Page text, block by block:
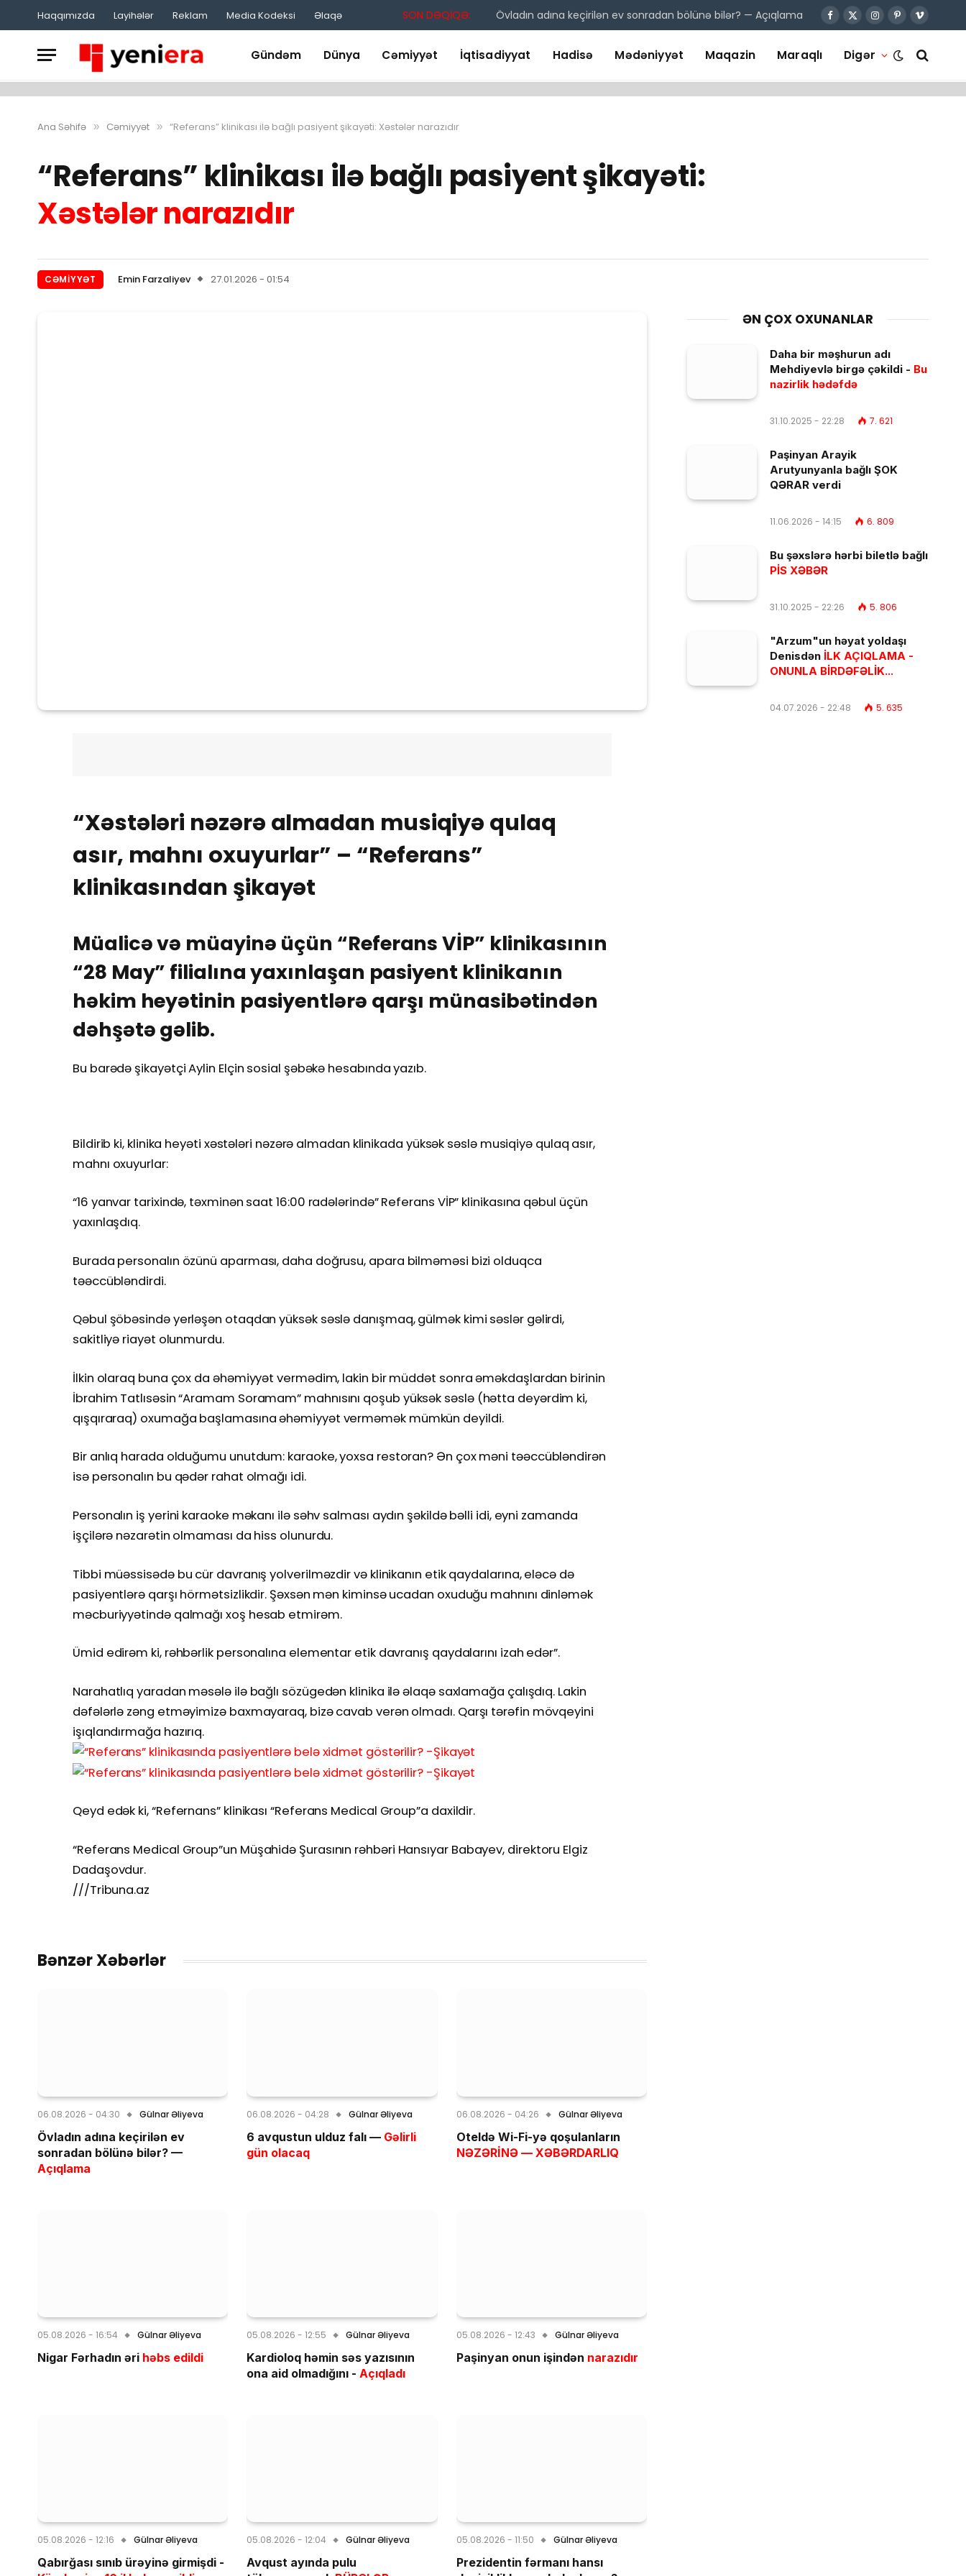
Haqqımızda Layihələr Reklam Media Kodeksi Əlaqə SON DƏQİQƏ: Övladın adına keçirilən ev sonradan bölünə bilər? — Açıqlama Facebook
X
Instagram
Pinterest
Vimeo
Gündəm Dünya Cəmiyyət İqtisadiyyat Hadisə Mədəniyyət Maqazin Maraqlı Digər
Ana Səhifə » Cəmiyyət » “Referans” klinikası ilə bağlı pasiyent şikayəti: Xəstələr narazıdır
“Referans” klinikası ilə bağlı pasiyent şikayəti:
Xəstələr narazıdır
CƏMIYYƏT Emin Farzaliyev 27.01.2026 - 01:54
“Xəstələri nəzərə almadan musiqiyə qulaq
asır, mahnı oxuyurlar” – “Referans”
klinikasından şikayət
Müalicə və müayinə üçün “Referans VİP” klinikasının
“28 May” filialına yaxınlaşan pasiyent klinikanın
həkim heyətinin pasiyentlərə qarşı münasibətindən
dəhşətə gəlib.
Bu barədə şikayətçi Aylin Elçin sosial şəbəkə hesabında yazıb.
Bildirib ki, klinika heyəti xəstələri nəzərə almadan klinikada yüksək səslə musiqiyə qulaq asır,
mahnı oxuyurlar:
“16 yanvar tarixində, təxminən saat 16:00 radələrində” Referans VİP” klinikasına qəbul üçün
yaxınlaşdıq.
Burada personalın özünü aparması, daha doğrusu, apara bilməməsi bizi olduqca
təəccübləndirdi.
Qəbul şöbəsində yerləşən otaqdan yüksək səslə danışmaq, gülmək kimi səslər gəlirdi,
sakitliyə riayət olunmurdu.
İlkin olaraq buna çox da əhəmiyyət vermədim, lakin bir müddət sonra əməkdaşlardan birinin
İbrahim Tatlısəsin “Aramam Soramam” mahnısını qoşub yüksək səslə (hətta deyərdim ki,
qışqıraraq) oxumağa başlamasına əhəmiyyət verməmək mümkün deyildi.
Bir anlıq harada olduğumu unutdum: karaoke, yoxsa restoran? Ən çox məni təəccübləndirən
isə personalın bu qədər rahat olmağı idi.
Personalın iş yerini karaoke məkanı ilə səhv salması aydın şəkildə bəlli idi, eyni zamanda
işçilərə nəzarətin olmaması da hiss olunurdu.
Tibbi müəssisədə bu cür davranış yolverilməzdir və klinikanın etik qaydalarına, eləcə də
pasiyentlərə qarşı hörmətsizlikdir. Şəxsən mən kiminsə ucadan oxuduğu mahnını dinləmək
məcburiyyətində qalmağı xoş hesab etmirəm.
Ümid edirəm ki, rəhbərlik personalına elementar etik davranış qaydalarını izah edər”.
Narahatlıq yaradan məsələ ilə bağlı sözügedən klinika ilə əlaqə saxlamağa çalışdıq. Lakin
dəfələrlə zəng etməyimizə baxmayaraq, bizə cavab verən olmadı. Qarşı tərəfin mövqeyini
işıqlandırmağa hazırıq.
Qeyd edək ki, “Refernans” klinikası “Referans Medical Group”a daxildir.
“Referans Medical Group”un Müşahidə Şurasının rəhbəri Hansıyar Babayev, direktoru Elgiz
Dadaşovdur.
///Tribuna.az
Bənzər Xəbərlər
06.08.2026 - 04:30 Gülnar Əliyeva
Övladın adına keçirilən ev
sonradan bölünə bilər? —
Açıqlama
06.08.2026 - 04:28 Gülnar Əliyeva
6 avqustun ulduz falı — Gəlirli
gün olacaq
06.08.2026 - 04:26 Gülnar Əliyeva
Oteldə Wi-Fi-yə qoşulanların
NƏZƏRİNƏ — XƏBƏRDARLIQ
05.08.2026 - 16:54 Gülnar Əliyeva
Nigar Fərhadın əri həbs edildi
05.08.2026 - 12:55 Gülnar Əliyeva
Kardioloq həmin səs yazısının
ona aid olmadığını - Açıqladı
05.08.2026 - 12:43 Gülnar Əliyeva
Paşinyan onun işindən narazıdır
05.08.2026 - 12:16 Gülnar Əliyeva
Qabırğası sınıb ürəyinə girmişdi -
05.08.2026 - 12:04 Gülnar Əliyeva
Avqust ayında pulu
05.08.2026 - 11:50 Gülnar Əliyeva
Prezidentin fərmanı hansı
ƏN ÇOX OXUNANLAR
Daha bir məşhurun adı
Mehdiyevlə birgə çəkildi - Bu
nazirlik hədəfdə
31.10.2025 - 22:28 7. 621
Paşinyan Arayik
Arutyunyanla bağlı ŞOK
QƏRAR verdi
11.06.2026 - 14:15 6. 809
Bu şəxslərə hərbi biletlə bağlı
PİS XƏBƏR
31.10.2025 - 22:26 5. 806
"Arzum"un həyat yoldaşı
Denisdən İLK AÇIQLAMA -
ONUNLA BİRDƏFƏLİK...
04.07.2026 - 22:48 5. 635